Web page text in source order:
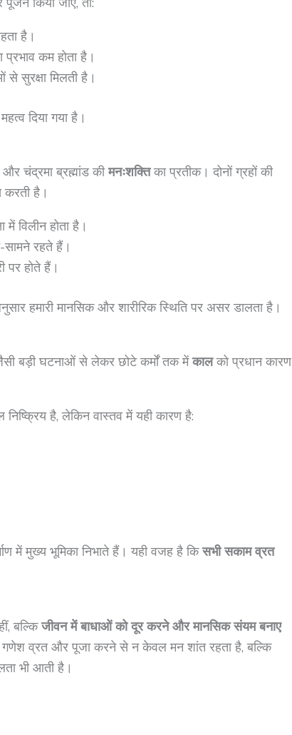
है।
कम होता है।
सुरक्षा मिलती है।
दिया गया है।
चंद्रमा ब्रह्मांड कीमनःशक्तिका प्रतीक। दोनों ग्रहों की
करती है।
में विलीन होता है।
रहते हैं।
पर होते हैं।
हमारी मानसिक और शारीरिक स्थिति पर असर डालता है।
बड़ी घटनाओं से लेकर छोटे कर्मों तक मेंकालको प्रधान कारण
है, लेकिन वास्तव में यही कारण है:
में मुख्य भूमिका निभाते हैं। यही वजह है किसभी सकाम व्रत
बल्किजीवन में बाधाओं को दूर करने और मानसिक संयम बनाए
व्रत और पूजा करने से न केवल मन शांत रहता है, बल्कि
भी आती है।